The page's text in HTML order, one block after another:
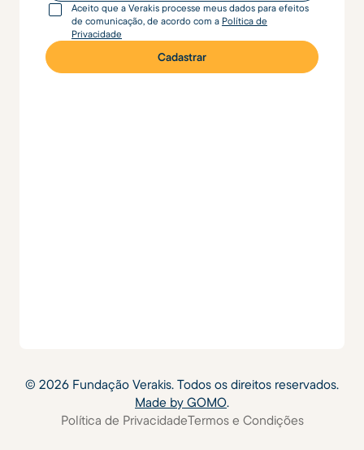
Aceito que a Verakis processe meus dados para efeitos
de comunicação, de acordo com a Política de
Privacidade
© 2026 Fundação Verakis. Todos os direitos reservados.
Made by GOMO.
Política de PrivacidadeTermos e Condições